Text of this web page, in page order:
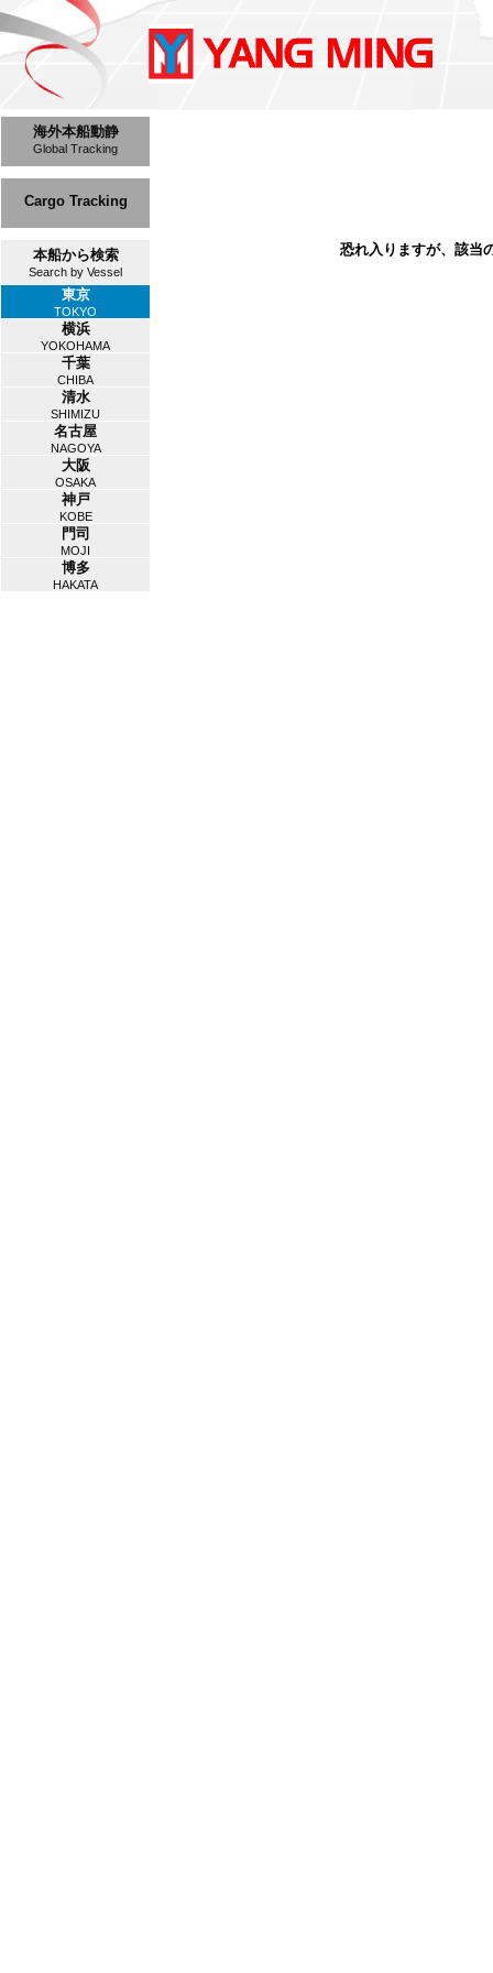
海外本船動静
Global Tracking
Cargo Tracking
本船から検索
Search by Vessel
東京
TOKYO
横浜
YOKOHAMA
千葉
CHIBA
清水
SHIMIZU
名古屋
NAGOYA
大阪
OSAKA
神戸
KOBE
門司
MOJI
博多
HAKATA
恐れ入りますが、該当